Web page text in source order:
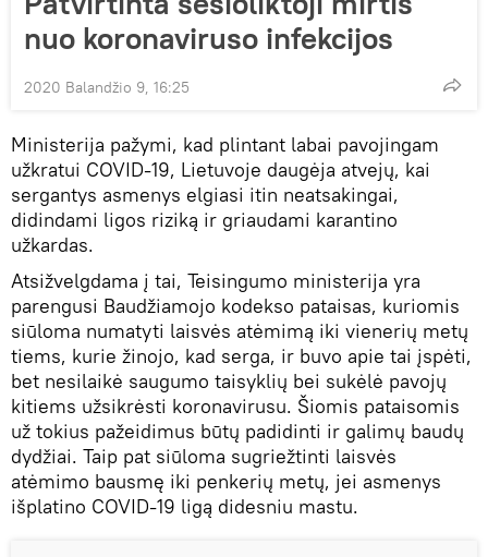
nuo koronaviruso infekcijos
2020 Balandžio 9, 16:25
Ministerija pažymi, kad plintant labai pavojingam
užkratui COVID-19, Lietuvoje daugėja atvejų, kai
sergantys asmenys elgiasi itin neatsakingai,
didindami ligos riziką ir griaudami karantino
užkardas.
Atsižvelgdama į tai, Teisingumo ministerija yra
parengusi Baudžiamojo kodekso pataisas, kuriomis
siūloma numatyti laisvės atėmimą iki vienerių metų
tiems, kurie žinojo, kad serga, ir buvo apie tai įspėti,
bet nesilaikė saugumo taisyklių bei sukėlė pavojų
kitiems užsikrėsti koronavirusu. Šiomis pataisomis
už tokius pažeidimus būtų padidinti ir galimų baudų
dydžiai. Taip pat siūloma sugriežtinti laisvės
atėmimo bausmę iki penkerių metų, jei asmenys
išplatino COVID-19 ligą didesniu mastu.